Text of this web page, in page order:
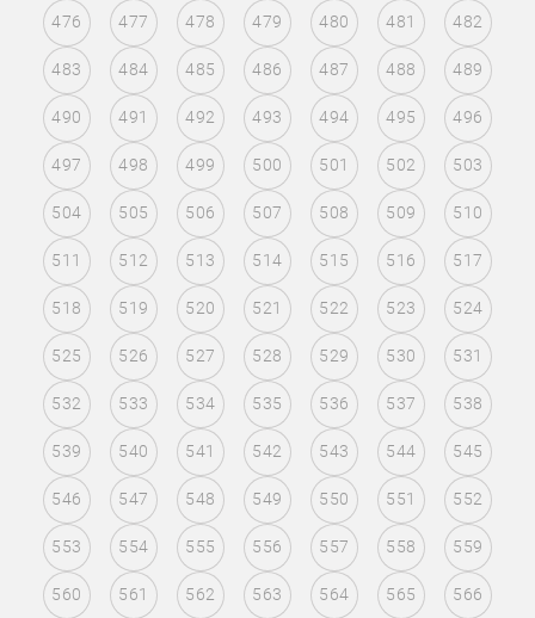
476 477 478 479 480 481 482
483 484 485 486 487 488 489
490 491 492 493 494 495 496
497 498 499 500 501 502 503
504 505 506 507 508 509 510
511 512 513 514 515 516 517
518 519 520 521 522 523 524
525 526 527 528 529 530 531
532 533 534 535 536 537 538
539 540 541 542 543 544 545
546 547 548 549 550 551 552
553 554 555 556 557 558 559
560 561 562 563 564 565 566